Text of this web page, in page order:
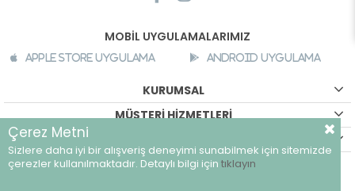
MOBİL UYGULAMALARIMIZ
Apple Store Uygulama Android Uygulama
KURUMSAL
MÜŞTERİ HİZMETLERİ
©breeze.com.tr - Tüm hakları saklıdır.
Çerez Metni
Sizlere daha iyi bir alışveriş deneyimi sunabilmek için sitemizde
çerezler kullanılmaktadır. Detaylı bilgi için tıklayın